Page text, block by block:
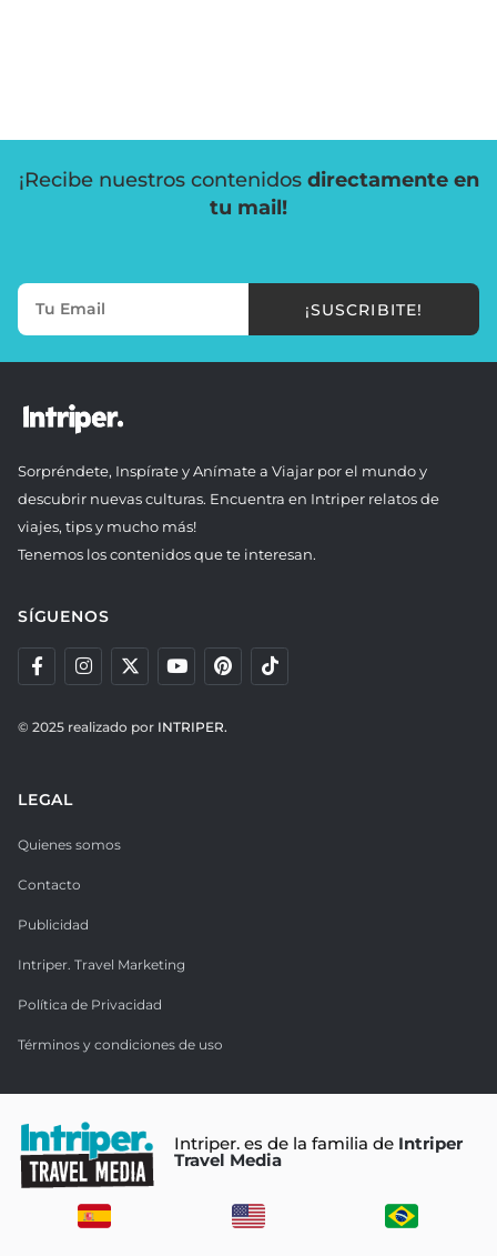
¡Recibe nuestros contenidos directamente en
tu mail!
¡SUSCRIBITE!
Sorpréndete, Inspírate y Anímate a Viajar por el mundo y
descubrir nuevas culturas. Encuentra en Intriper relatos de
viajes, tips y mucho más!
Tenemos los contenidos que te interesan.
SÍGUENOS
© 2025 realizado por INTRIPER.
LEGAL
Quienes somos
Contacto
Publicidad
Intriper. Travel Marketing
Política de Privacidad
Términos y condiciones de uso
Intriper. es de la familia de Intriper
Travel Media